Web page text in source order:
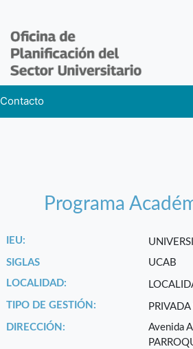
Contacto
Programa
IEU:
SIGLAS
UCAB
LOCALIDAD:
TIPO DE GESTIÓN: PRIVADA
DIRECCIÓN:
Avenida